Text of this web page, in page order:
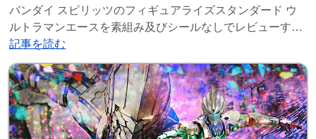
バンダイ スピリッツのフィギュアライズスタンダード ウ
ルトラマンエースを素組み及びシールなしでレビューす
る。 目次 ウルトラマンエースが登場! オリジ
記事を読む